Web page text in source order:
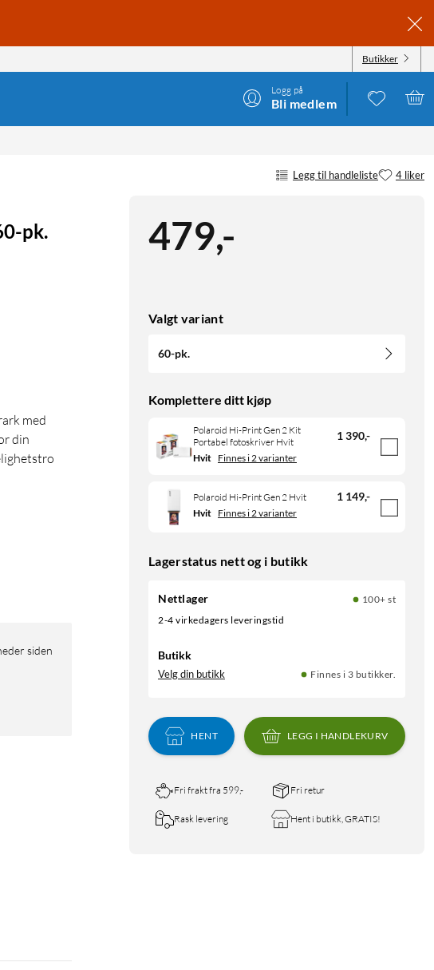
Butikker
Logg på
Bli medlem
Legg til handleliste 4 liker
479,-
Valgt variant
60-pk.
Komplettere ditt kjøp
Polaroid Hi-Print Gen 2 Kit
Portabel fotoskriver Hvit
1 390,-
Hvit Finnes i 2 varianter
Polaroid Hi-Print Gen 2 Hvit 1 149,-
Hvit Finnes i 2 varianter
Lagerstatus nett og i butikk
Nettlager
100+ st
2-4 virkedagers leveringstid
Butikk
Velg din butikk Finnes i 3 butikker.
HENT LEGG I HANDLEKURV
Fri frakt fra 599,- Fri retur
Rask levering Hent i butikk, GRATIS!
pk.
med
din
siden